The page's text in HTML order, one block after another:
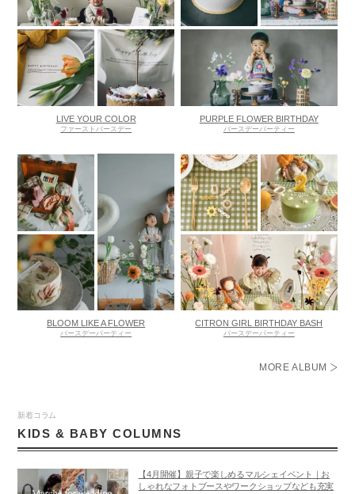
LIVE YOUR COLOR
ファーストバースデー
PURPLE FLOWER BIRTHDAY
バースデーパーティー
BLOOM LIKE A FLOWER
バースデーパーティー
CITRON GIRL BIRTHDAY BASH
バースデーパーティー
MORE ALBUM
新着コラム
KIDS & BABY COLUMNS
【4月開催】親子で楽しめるマルシェイベント｜お
しゃれなフォトブースやワークショップなども充実